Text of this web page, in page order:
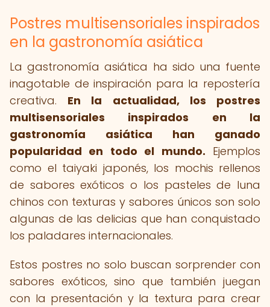
Postres multisensoriales inspirados
en la gastronomía asiática
La gastronomía asiática ha sido una fuente
inagotable de inspiración para la repostería
creativa. En la actualidad, los postres
multisensoriales inspirados en la
gastronomía asiática han ganado
popularidad en todo el mundo. Ejemplos
como el taiyaki japonés, los mochis rellenos
de sabores exóticos o los pasteles de luna
chinos con texturas y sabores únicos son solo
algunas de las delicias que han conquistado
los paladares internacionales.
Estos postres no solo buscan sorprender con
sabores exóticos, sino que también juegan
con la presentación y la textura para crear